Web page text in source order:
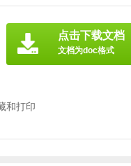
和打印
点击下载文档
文档为doc格式